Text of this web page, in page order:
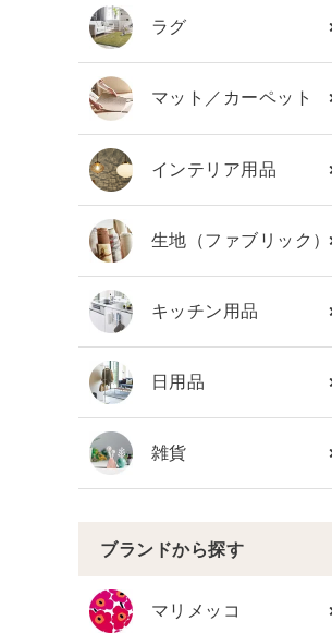
カテゴリーから探す
ブランド
ガイドライン
ラグ
マット／カーペット
インテリア用品
生地（ファブリック）
キッチン用品
日用品
雑貨
ブランドから探す
マリメッコ